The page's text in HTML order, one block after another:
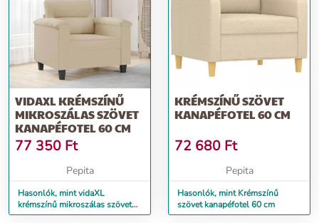
VIDAXL KRÉMSZÍNŰ
MIKROSZÁLAS SZÖVET
KANAPÉFOTEL 60 CM
77 350 Ft
Pepita
Hasonlók, mint vidaXL
krémszínű mikroszálas szövet
kanapéfotel 60 cm
KRÉMSZÍNŰ SZÖVET
KANAPÉFOTEL 60 CM
72 680 Ft
Pepita
Hasonlók, mint Krémszínű
szövet kanapéfotel 60 cm